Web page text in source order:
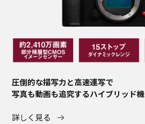
圧倒的な描写力と高速連写で
写真も動画も追究するハイブリッド機
詳しく見る